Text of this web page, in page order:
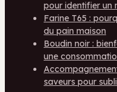
pour identifier un
Farine T65 :
du pain maison
Boudin noir :
une
saveurs pour